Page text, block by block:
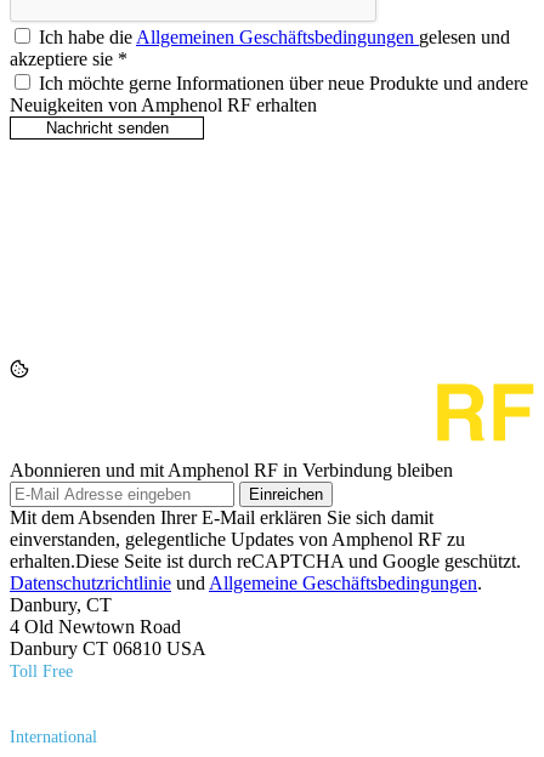
Ich habe die Allgemeinen Geschäftsbedingungen gelesen und
akzeptiere sie *
Ich möchte gerne Informationen über neue Produkte und andere
Neuigkeiten von Amphenol RF erhalten
Abonnieren und mit Amphenol RF in Verbindung bleiben
Einreichen
Mit dem Absenden Ihrer E-Mail erklären Sie sich damit
einverstanden, gelegentliche Updates von Amphenol RF zu
erhalten.Diese Seite ist durch reCAPTCHA und Google geschützt.
Datenschutzrichtlinie und Allgemeine Geschäftsbedingungen.
Danbury, CT
4 Old Newtown Road
Danbury CT 06810 USA
Toll Free
International